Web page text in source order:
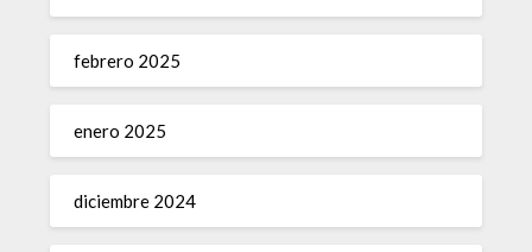
febrero 2025
enero 2025
diciembre 2024